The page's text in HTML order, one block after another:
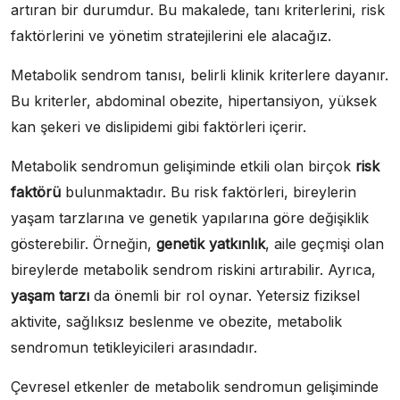
artıran bir durumdur. Bu makalede, tanı kriterlerini, risk
faktörlerini ve yönetim stratejilerini ele alacağız.
Metabolik sendrom tanısı, belirli klinik kriterlere dayanır.
Bu kriterler, abdominal obezite, hipertansiyon, yüksek
kan şekeri ve dislipidemi gibi faktörleri içerir.
Metabolik sendromun gelişiminde etkili olan birçok risk
faktörü bulunmaktadır. Bu risk faktörleri, bireylerin
yaşam tarzlarına ve genetik yapılarına göre değişiklik
gösterebilir. Örneğin, genetik yatkınlık, aile geçmişi olan
bireylerde metabolik sendrom riskini artırabilir. Ayrıca,
yaşam tarzı da önemli bir rol oynar. Yetersiz fiziksel
aktivite, sağlıksız beslenme ve obezite, metabolik
sendromun tetikleyicileri arasındadır.
Çevresel etkenler de metabolik sendromun gelişiminde